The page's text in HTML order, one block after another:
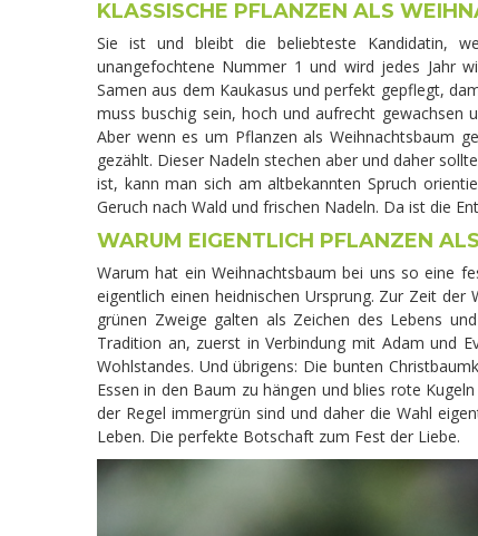
KLASSISCHE PFLANZEN ALS
Sie ist und bleibt die beliebteste Kandidatin,
unangefochtene Nummer 1 und wird jedes Jahr
Samen aus dem Kaukasus und perfekt gepflegt,
muss buschig sein, hoch und aufrecht gewachsen
Aber wenn es um Pflanzen als Weihnachtsbaum
gezählt. Dieser Nadeln stechen aber und daher
ist, kann man sich am altbekannten Spruch
Geruch nach Wald und frischen Nadeln. Da ist die
WARUM EIGENTLICH PFLANZEN
Warum hat ein Weihnachtsbaum bei uns so eine
eigentlich einen heidnischen Ursprung. Zur Zeit
grünen Zweige galten als Zeichen des Lebens
Tradition an, zuerst in Verbindung mit Adam und
Wohlstandes. Und übrigens: Die bunten
Essen in den Baum zu hängen und blies rote
der Regel immergrün sind und daher die Wahl
Leben. Die perfekte Botschaft zum Fest der Liebe.